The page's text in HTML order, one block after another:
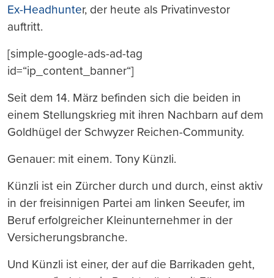
Ex-Headhunter, der heute als Privatinvestor
auftritt.
[simple-google-ads-ad-tag
id=“ip_content_banner“]
Seit dem 14. März befinden sich die beiden in
einem Stellungskrieg mit ihren Nachbarn auf dem
Goldhügel der Schwyzer Reichen-Community.
Genauer: mit einem. Tony Künzli.
Künzli ist ein Zürcher durch und durch, einst aktiv
in der freisinnigen Partei am linken Seeufer, im
Beruf erfolgreicher Kleinunternehmer in der
Versicherungsbranche.
Und Künzli ist einer, der auf die Barrikaden geht,